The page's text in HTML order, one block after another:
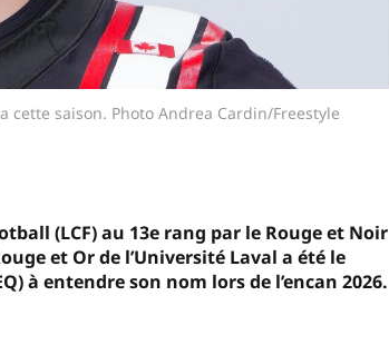
cette saison. Photo Andrea Cardin/Freestyle
(LCF) au 13e rang par le Rouge et Noir
et Or de l’Université Laval a été le
à entendre son nom lors de l’encan 2026.